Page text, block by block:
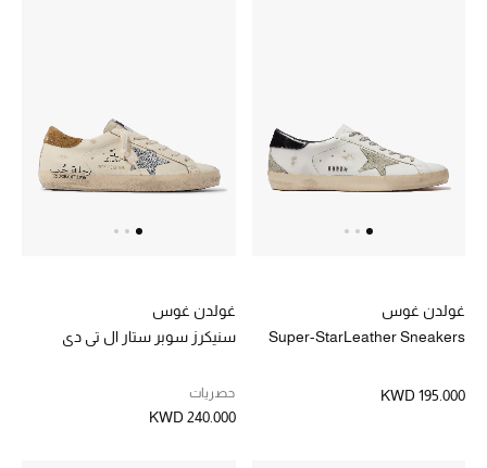
غولدن غوس
Super-StarLeather Sneakers
KWD 195.000
غولدن غوس
سنيكرز سوبر ستار ال تي دي
حصريات
KWD 240.000